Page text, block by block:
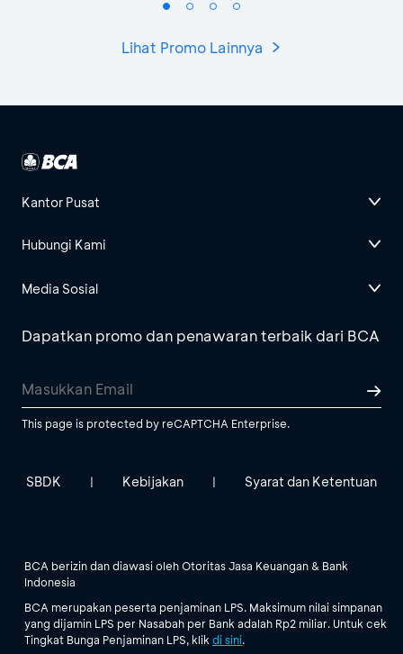
Lihat Promo Lainnya
Kantor Pusat
Hubungi Kami
Media Sosial
Dapatkan promo dan penawaran terbaik dari BCA
This page is protected by reCAPTCHA Enterprise.
SBDK | Kebijakan | Syarat dan Ketentuan
BCA berizin dan diawasi oleh Otoritas Jasa Keuangan & Bank
Indonesia
BCA merupakan peserta penjaminan LPS. Maksimum nilai simpanan
yang dijamin LPS per Nasabah per Bank adalah Rp2 miliar. Untuk cek
Tingkat Bunga Penjaminan LPS, klik di sini.